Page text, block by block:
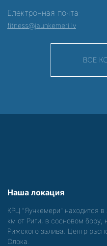
Електронная почта:
fitness@jaunkemeri.lv
ВСЕ
Наша локация
КРЦ "Яункемери" находится
км от Риги, в сосновом бору,
Рижского залива. Центр
Слока.